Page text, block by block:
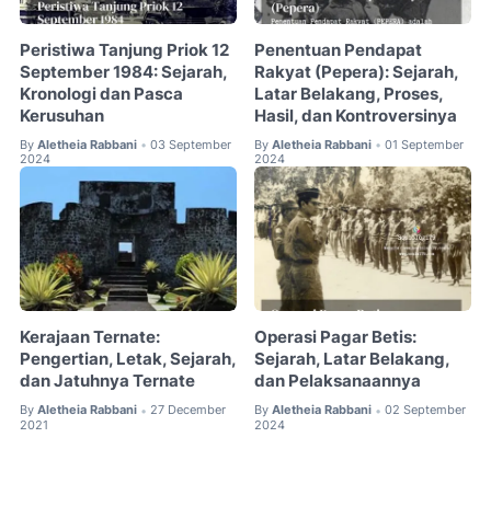
Peristiwa Tanjung Priok 12
September 1984: Sejarah,
Kronologi dan Pasca
Kerusuhan
By Aletheia Rabbani • 03 September
2024
Penentuan Pendapat
Rakyat (Pepera): Sejarah,
Latar Belakang, Proses,
Hasil, dan Kontroversinya
By Aletheia Rabbani • 01 September
2024
Kerajaan Ternate:
Pengertian, Letak, Sejarah,
dan Jatuhnya Ternate
By Aletheia Rabbani • 27 December
2021
Operasi Pagar Betis:
Sejarah, Latar Belakang,
dan Pelaksanaannya
By Aletheia Rabbani • 02 September
2024